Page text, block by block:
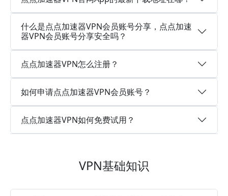
什么是点点加速器VPN会员账号分享，点点加速
器VPN会员账号分享安全吗？
点点加速器VPN怎么注册？
如何申请点点加速器VPN会员账号？
点点加速器VPN如何免费试用？
VPN基础知识